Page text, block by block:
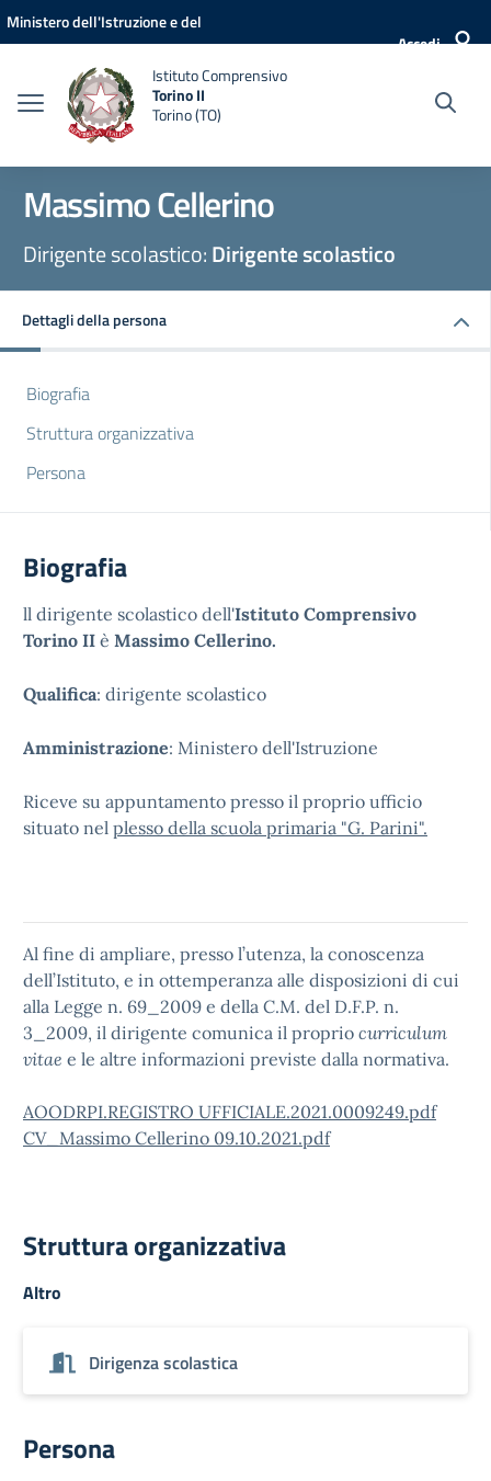
Vai ai contenuti
Vai al menu di navigazione
Vai al footer
Ministero dell'Istruzione e del
Accedi
Istituto Comprensivo
Torino II
Torino (TO)
Massimo Cellerino
Dirigente scolastico:Dirigente scolastico
Dettagli della persona
Biografia
Struttura organizzativa
Persona
Biografia
ll dirigente scolastico dell'Istituto Comprensivo
Torino II è Massimo Cellerino.
Qualifica: dirigente scolastico
Amministrazione: Ministero dell'Istruzione
Riceve su appuntamento presso il proprio ufficio
situato nel plesso della scuola primaria "G. Parini".
Al fine di ampliare, presso l’utenza, la conoscenza
dell’Istituto, e in ottemperanza alle disposizioni di cui
alla Legge n. 69_2009 e della C.M. del D.F.P. n.
3_2009, il dirigente comunica il proprio curriculum
vitae e le altre informazioni previste dalla normativa.
AOODRPI.REGISTRO UFFICIALE.2021.0009249.pdf
CV_Massimo Cellerino 09.10.2021.pdf
Struttura organizzativa
Altro
Dirigenza scolastica
Persona